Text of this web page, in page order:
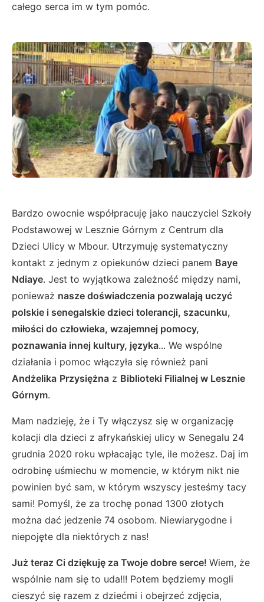
całego serca im w tym pomóc.
Bardzo owocnie współpracuję jako nauczyciel Szkoły
Podstawowej w Lesznie Górnym z Centrum dla
Dzieci Ulicy w Mbour. Utrzymuję systematyczny
kontakt z jednym z opiekunów dzieci panem Baye
Ndiaye. Jest to wyjątkowa zależność między nami,
ponieważ nasze doświadczenia pozwalają uczyć
polskie i senegalskie dzieci tolerancji, szacunku,
miłości do człowieka, wzajemnej pomocy,
poznawania innej kultury, języka... We wspólne
działania i pomoc włączyła się również pani
Andżelika Przysiężna z Biblioteki Filialnej w Lesznie
Górnym.
Mam nadzieję, że i Ty włączysz się w organizację
kolacji dla dzieci z afrykańskiej ulicy w Senegalu 24
grudnia 2020 roku wpłacając tyle, ile możesz. Daj im
odrobinę uśmiechu w momencie, w którym nikt nie
powinien być sam, w którym wszyscy jesteśmy tacy
sami! Pomyśl, że za trochę ponad 1300 złotych
można dać jedzenie 74 osobom. Niewiarygodne i
niepojęte dla niektórych z nas!
Już teraz Ci dziękuję za Twoje dobre serce! Wiem, że
wspólnie nam się to uda!!! Potem będziemy mogli
cieszyć się razem z dziećmi i obejrzeć zdjęcia,